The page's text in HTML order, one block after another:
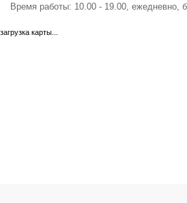
Время работы: 10.00 - 19.00, ежедневно,
загрузка карты...